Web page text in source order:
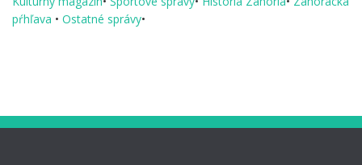
pŕhľava • Ostatné správy•